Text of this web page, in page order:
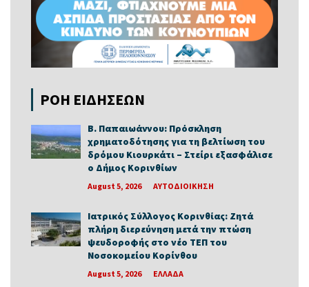
ΡΟΗ ΕΙΔΗΣΕΩΝ
Β. Παπαιωάννου: Πρόσκληση
χρηματοδότησης για τη βελτίωση του
δρόμου Κιουρκάτι – Στείρι εξασφάλισε
ο Δήμος Κορινθίων
August 5, 2026 ΑΥΤΟΔΙΟΙΚΗΣΗ
Ιατρικός Σύλλογος Κορινθίας: Ζητά
πλήρη διερεύνηση μετά την πτώση
ψευδοροφής στο νέο ΤΕΠ του
Νοσοκομείου Κορίνθου
August 5, 2026 ΕΛΛΑΔΑ